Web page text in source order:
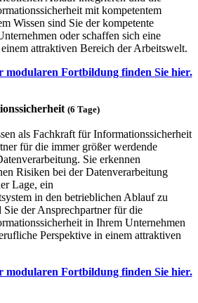
mit kompetentem
Wissen sind Sie der kompetente
oder schaffen sich eine
attraktiven Bereich der Arbeitswelt.
modularen Fortbildung finden Sie hier.
(6 Tage)
als Fachkraft für Informationssicherheit
für die immer größer werdende
Sie erkennen
Risiken bei der Datenverarbeitung
Lage, ein
in den betrieblichen Ablauf zu
der Ansprechpartner für die
in Ihrem Unternehmen
Perspektive in einem attraktiven
modularen Fortbildung finden Sie hier.